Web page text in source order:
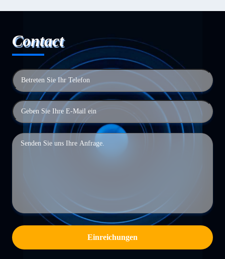
Contact
Einreichungen